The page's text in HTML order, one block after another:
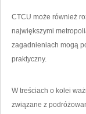
CTCU może również
największymi
zagadnieniach mogą
praktyczny.
W treściach o kolei
związane z